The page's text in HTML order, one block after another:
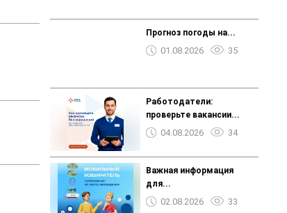
Прогноз погоды на...
01.08.2026 35
️️️Работодатели:
проверьте вакансии...
04.08.2026 34
Важная информация
для...
02.08.2026 33